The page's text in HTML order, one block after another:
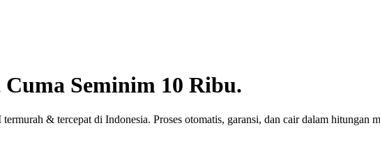
Cuma Seminim 10 Ribu.
& tercepat di Indonesia. Proses otomatis, garansi, dan cair dalam hitungan